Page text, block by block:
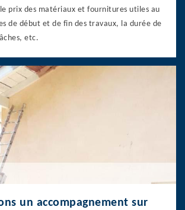
prix des matériaux et fournitures utiles au
de début et de fin des travaux, la durée de
etc.
un accompagnement sur